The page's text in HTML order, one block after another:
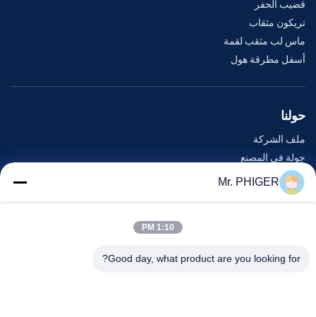
قضيب الحفر
تريكون مثقاب
ماس لب مثقب لقمة
أسفل مطرقة هول
حولنا
ملف الشركة
جولة في المصنع
مراقبة الجودة
خريطة الموقع
الأحداث
Mr. PHIGER
1:10 PM
Good day, what product are you looking for?